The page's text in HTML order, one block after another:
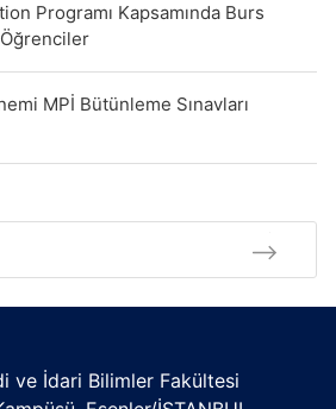
Programı Kapsamında Burs
MPİ Bütünleme Sınavları
ve İdari Bilimler Fakültesi